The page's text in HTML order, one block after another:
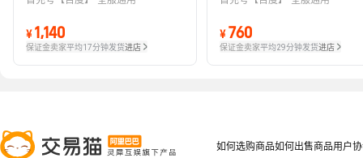
¥ 1,140
保证金卖家平均17分钟发货进店
¥ 760
保证金卖家平均29分钟发货进店
如何选购商品如何出售商品用户